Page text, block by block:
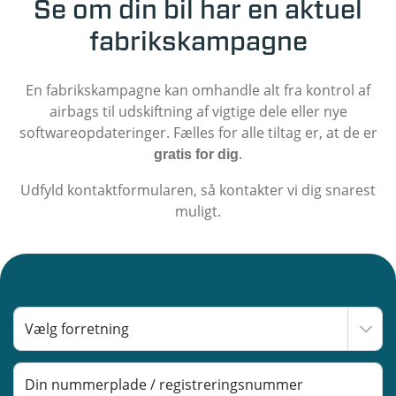
Se om din bil har en aktuel
fabrikskampagne
En fabrikskampagne kan omhandle alt fra kontrol af
airbags til udskiftning af vigtige dele eller nye
softwareopdateringer. Fælles for alle tiltag er, at de er
gratis for dig.
Udfyld kontaktformularen, så kontakter vi dig snarest
muligt.